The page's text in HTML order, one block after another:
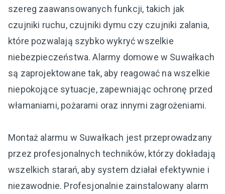
szereg zaawansowanych funkcji, takich jak
czujniki ruchu, czujniki dymu czy czujniki zalania,
które pozwalają szybko wykryć wszelkie
niebezpieczeństwa. Alarmy domowe w Suwałkach
są zaprojektowane tak, aby reagować na wszelkie
niepokojące sytuacje, zapewniając ochronę przed
włamaniami, pożarami oraz innymi zagrożeniami.
Montaż alarmu w Suwałkach jest przeprowadzany
przez profesjonalnych techników, którzy dokładają
wszelkich starań, aby system działał efektywnie i
niezawodnie. Profesjonalnie zainstalowany alarm